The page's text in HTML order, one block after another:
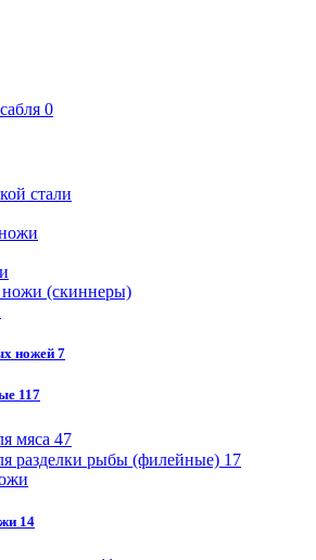
0
стали
(скиннеры)
ножей 7
117
мяса 47
разделки рыбы (филейные) 17
14